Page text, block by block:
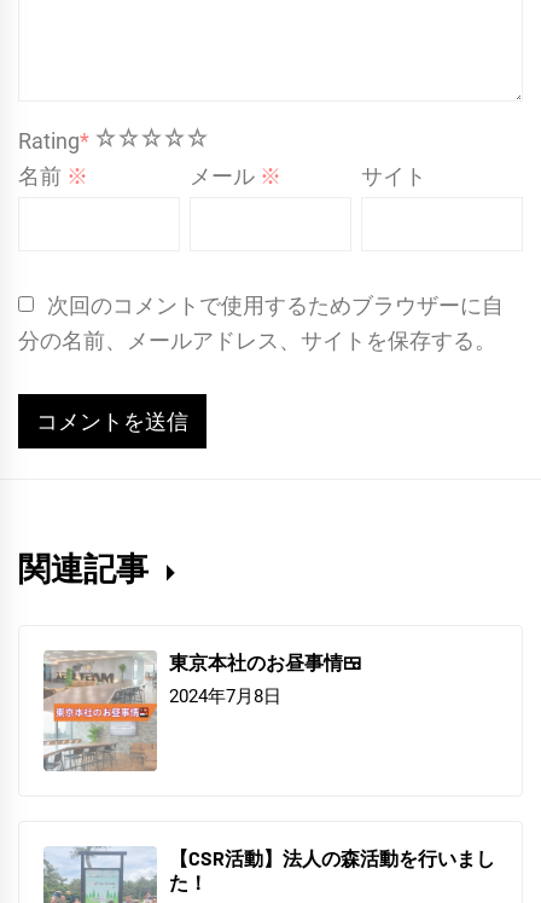
Rating* 5
4
3
2
1
名前 ※ メール ※ サイト
次回のコメントで使用するためブラウザーに自
分の名前、メールアドレス、サイトを保存する。
関連記事
東京本社のお昼事情🍱
2024年7月8日
【CSR活動】法人の森活動を行いまし
た！